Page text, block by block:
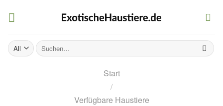
Suchen
nach:
Start
/
Verfügbare Haustiere